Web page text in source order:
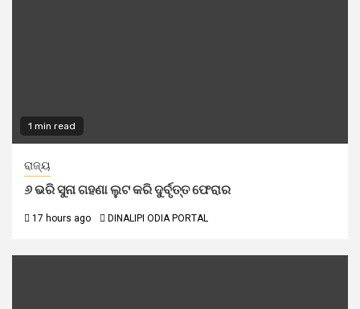
1 min read
ରାଜ୍ୟ
୬ ଭରି ସୁନା ଗହଣା ଲୁଟ କରି ଦୁର୍ବୃତ୍ତ ଫେରାର
17 hours ago DINALIPI ODIA PORTAL